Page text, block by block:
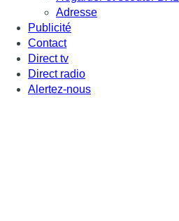
Adresse
Publicité
Contact
Direct tv
Direct radio
Alertez-nous